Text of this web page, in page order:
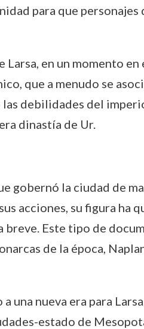
para que
en un momento
que a menudo se
debilidades del
dinastía de Ur.
gobernó la ciudad de
acciones, su figura ha
breve. Este tipo de
de la época,
nueva era para
estado de